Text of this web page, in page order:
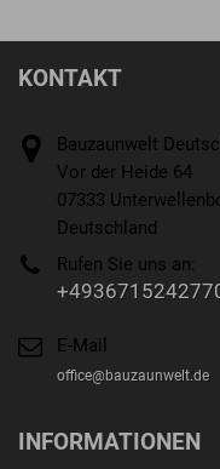
KONTAKT
Bauzaunwelt
Vor der Heide 64
07333
Deutschland
Rufen Sie uns an:
E-Mail
office@bauzaunwelt.de
INFORMATIONEN